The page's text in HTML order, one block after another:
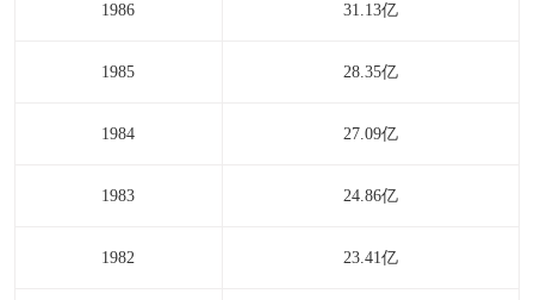
1986 31.13亿
1985 28.35亿
1984 27.09亿
1983 24.86亿
1982 23.41亿